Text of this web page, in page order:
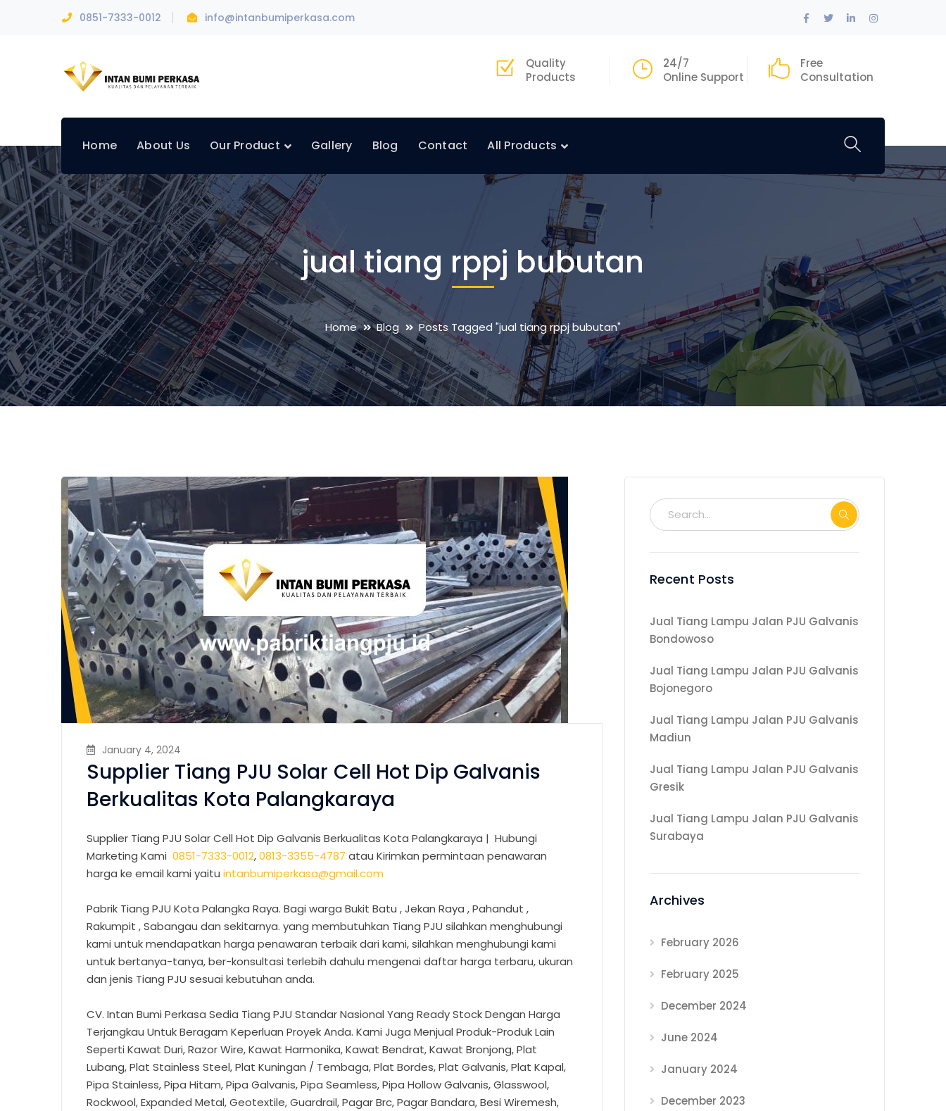
0851-7333-0012 info@intanbumiperkasa.com
Facebook
TwitterLinkedInInstagram
Quality
Products
24/7
Online Support
Free
Consultation
Home About Us Our Product Gallery Blog Contact All Products
jual tiang rppj bubutan
Home Blog Posts Tagged "jual tiang rppj bubutan"
January 4, 2024
Supplier Tiang PJU Solar Cell Hot Dip Galvanis
Berkualitas Kota Palangkaraya
Supplier Tiang PJU Solar Cell Hot Dip Galvanis Berkualitas Kota Palangkaraya | Hubungi
Marketing Kami 0851-7333-0012,0813-3355-4787 atau Kirimkan permintaan penawaran
harga ke email kami yaitu intanbumiperkasa@gmail.com
Pabrik Tiang PJU Kota Palangka Raya. Bagi warga Bukit Batu , Jekan Raya , Pahandut ,
Rakumpit , Sabangau dan sekitarnya. yang membutuhkan Tiang PJU silahkan menghubungi
kami untuk mendapatkan harga penawaran terbaik dari kami, silahkan menghubungi kami
untuk bertanya-tanya, ber-konsultasi terlebih dahulu mengenai daftar harga terbaru, ukuran
dan jenis Tiang PJU sesuai kebutuhan anda.
CV. Intan Bumi Perkasa Sedia Tiang PJU Standar Nasional Yang Ready Stock Dengan Harga
Terjangkau Untuk Beragam Keperluan Proyek Anda. Kami Juga Menjual Produk-Produk Lain
Seperti Kawat Duri, Razor Wire, Kawat Harmonika, Kawat Bendrat, Kawat Bronjong, Plat
Lubang, Plat Stainless Steel, Plat Kuningan / Tembaga, Plat Bordes, Plat Galvanis, Plat Kapal,
Pipa Stainless, Pipa Hitam, Pipa Galvanis, Pipa Seamless, Pipa Hollow Galvanis, Glasswool,
Rockwool, Expanded Metal, Geotextile, Guardrail, Pagar Brc, Pagar Bandara, Besi Wiremesh,
Recent Posts
Jual Tiang Lampu Jalan PJU Galvanis
Bondowoso
Jual Tiang Lampu Jalan PJU Galvanis
Bojonegoro
Jual Tiang Lampu Jalan PJU Galvanis
Madiun
Jual Tiang Lampu Jalan PJU Galvanis
Gresik
Jual Tiang Lampu Jalan PJU Galvanis
Surabaya
Archives
February 2026
February 2025
December 2024
June 2024
January 2024
December 2023